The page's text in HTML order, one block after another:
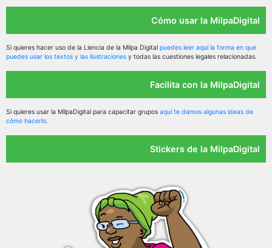
Cómo usar la MilpaDigital
Si quieres hacer uso de la Liencia de la Milpa Digital puedes leer aquí la forma en que
puedes usar los textos y las ilustraciones y todas las cuestiones legales relacionadas.
Facilita con la MilpaDigital
Si quieres usar la MilpaDigital para capacitar grupos aquí te damos algunas ideas de
cómo hacerlo.
Stickers de la MilpaDigital